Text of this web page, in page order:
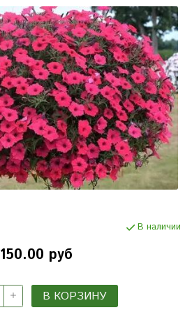
В наличии
150.00 руб
В КОРЗИНУ